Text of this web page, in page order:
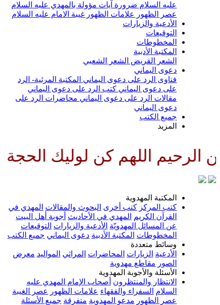
السلام ضرورة آيات مؤولة بالمهدي عليه السلام
علامات الظهورغيبة الامام عليه السلام
والزيارات
الأدبية
الشعر الشعبي
اليماني
الرد على دعوى اليماني المكتبة المرئية- الرد
دعوى اليماني كتب الرد على دعوى اليماني
الرد على دعوى اليماني محاضرات الرد على
كن لوليك الحجة بن
المهدوية
كتب أخرى البحوث والمقالات المهدي في
المهدي في الأحاديث أجوبة أهل البيت
المسائل المهدويّة الأدعية والزيارات التوقيعات
المكتبة الأدبية دعوى اليماني جميع الكتب
متعددة
الزيارات المحاضرات المراثي المواليد معرض
مقاطع مهدوية
والأجوبة المهدوية
والمنتظرون أصحاب الإمام المهدي عليه
السفراء والفقهاء علامات الظهور عصر الغيبة
مدعو المهدوية متفرقة جميع الأسئلة